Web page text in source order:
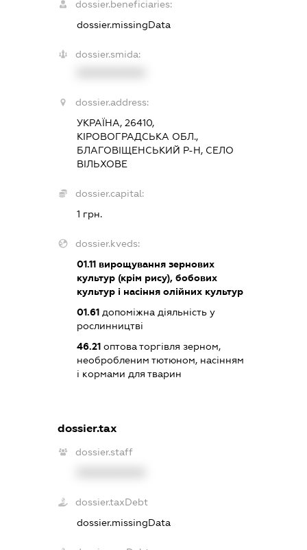
dossier.beneficiaries:
dossier.missingData
dossier.smida:
dossier.address:
УКРАЇНА, 26410,
КІРОВОГРАДСЬКА ОБЛ.,
БЛАГОВІЩЕНСЬКИЙ Р-Н, СЕЛО
ВІЛЬХОВЕ
dossier.capital:
1 грн.
dossier.kveds:
01.11 вирощування зернових
культур (крім рису), бобових
культур і насіння олійних культур
01.61 допоміжна діяльність у
рослинництві
46.21 оптова торгівля зерном,
необробленим тютюном, насінням
і кормами для тварин
dossier.tax
dossier.staff
dossier.taxDebt
dossier.missingData